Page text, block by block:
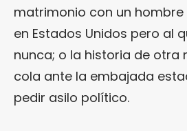
matrimonio con un
en Estados Unidos pero al
nunca; o la historia de otra
cola ante la embajada
pedir asilo político.